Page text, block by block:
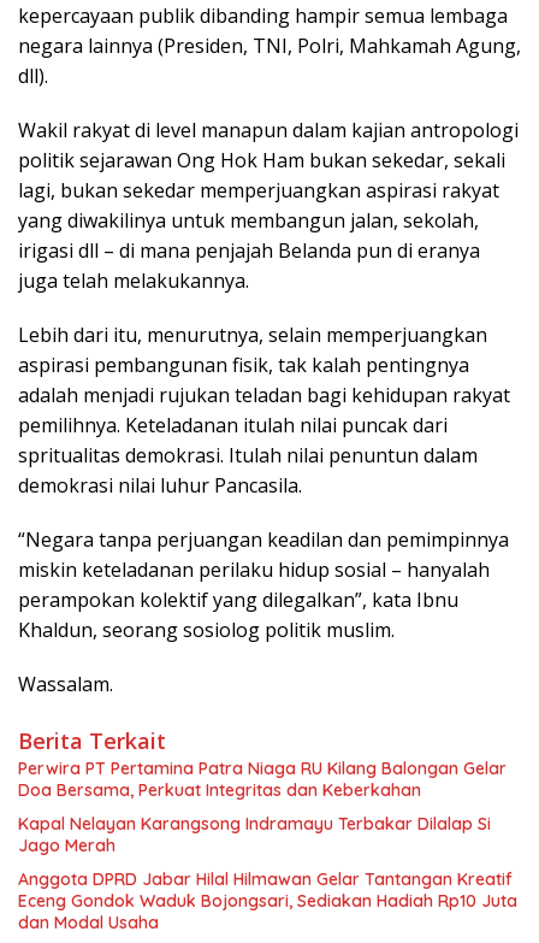
kepercayaan publik dibanding hampir semua lembaga
negara lainnya (Presiden, TNI, Polri, Mahkamah Agung,
dll).
Wakil rakyat di level manapun dalam kajian antropologi
politik sejarawan Ong Hok Ham bukan sekedar, sekali
lagi, bukan sekedar memperjuangkan aspirasi rakyat
yang diwakilinya untuk membangun jalan, sekolah,
irigasi dll – di mana penjajah Belanda pun di eranya
juga telah melakukannya.
Lebih dari itu, menurutnya, selain memperjuangkan
aspirasi pembangunan fisik, tak kalah pentingnya
adalah menjadi rujukan teladan bagi kehidupan rakyat
pemilihnya. Keteladanan itulah nilai puncak dari
spritualitas demokrasi. Itulah nilai penuntun dalam
demokrasi nilai luhur Pancasila.
“Negara tanpa perjuangan keadilan dan pemimpinnya
miskin keteladanan perilaku hidup sosial – hanyalah
perampokan kolektif yang dilegalkan”, kata Ibnu
Khaldun, seorang sosiolog politik muslim.
Wassalam.
Berita Terkait
Perwira PT Pertamina Patra Niaga RU Kilang Balongan Gelar
Doa Bersama, Perkuat Integritas dan Keberkahan
Kapal Nelayan Karangsong Indramayu Terbakar Dilalap Si
Jago Merah
Anggota DPRD Jabar Hilal Hilmawan Gelar Tantangan Kreatif
Eceng Gondok Waduk Bojongsari, Sediakan Hadiah Rp10 Juta
dan Modal Usaha